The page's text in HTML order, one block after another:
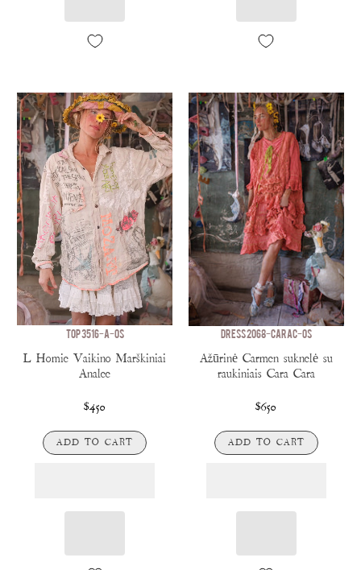
TOP 3516-A-OS
L Homie Vaikino Marškiniai
Analee
$450
ADD TO CART
DRESS 2068-CARAC-OS
Ažūrinė Carmen suknelė su
raukiniais Cara Cara
$650
ADD TO CART